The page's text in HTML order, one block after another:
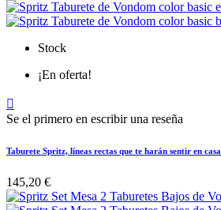
Stock
¡En oferta!

Se el primero en escribir una reseña
Taburete Spritz, líneas rectas que te harán sentir en casa
145,20 €